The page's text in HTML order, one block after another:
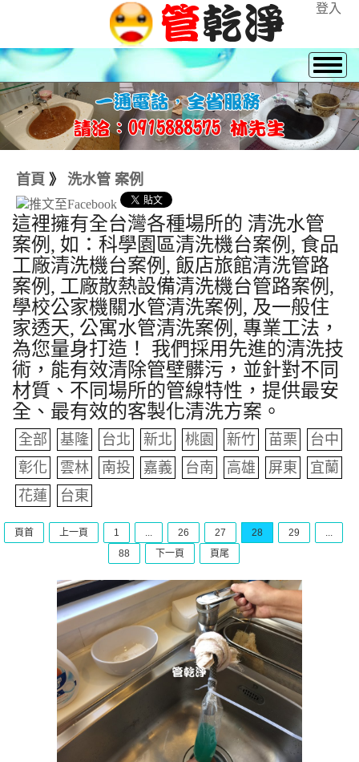
登入
首頁 》 洗水管 案例
這裡擁有全台灣各種場所的 清洗水管
案例, 如：科學園區清洗機台案例, 食品
工廠清洗機台案例, 飯店旅館清洗管路
案例, 工廠散熱設備清洗機台管路案例,
學校公家機關水管清洗案例, 及一般住
家透天, 公寓水管清洗案例, 專業工法，
為您量身打造！ 我們採用先進的清洗技
術，能有效清除管壁髒污，並針對不同
材質、不同場所的管線特性，提供最安
全、最有效的客製化清洗方案。
全部 基隆 台北 新北 桃園 新竹 苗栗
台中
彰化
雲林 南投 嘉義 台南 高雄 屏東
宜蘭
花蓮
台東
頁首 上一頁 1 ... 26 27 28 29
...
88
下一頁 頁尾